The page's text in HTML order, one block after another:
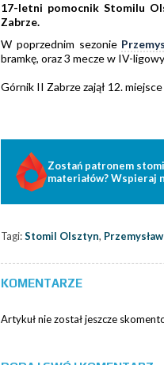
17-letni pomocnik Stomilu
Zabrze.
W poprzednim sezonie
bramkę, oraz 3 mecze w IV-
Górnik II Zabrze zajął 12.
Zostań patronem
materiałów? Wspieraj
Tagi:Stomil Olsztyn,
KOMENTARZE
Artykuł nie został jeszcze